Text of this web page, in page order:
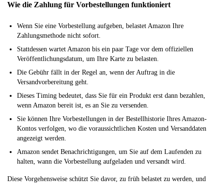
Wie die Zahlung für Vorbestellungen funktioniert
Wenn Sie eine Vorbestellung aufgeben, belastet Amazon Ihre
Zahlungsmethode nicht sofort.
Stattdessen wartet Amazon bis ein paar Tage vor dem offiziellen
Veröffentlichungsdatum, um Ihre Karte zu belasten.
Die Gebühr fällt in der Regel an, wenn der Auftrag in die
Versandvorbereitung geht.
Dieses Timing bedeutet, dass Sie für ein Produkt erst dann bezahlen,
wenn Amazon bereit ist, es an Sie zu versenden.
Sie können Ihre Vorbestellungen in der Bestellhistorie Ihres Amazon-
Kontos verfolgen, wo die voraussichtlichen Kosten und Versanddaten
angezeigt werden.
Amazon sendet Benachrichtigungen, um Sie auf dem Laufenden zu
halten, wann die Vorbestellung aufgeladen und versandt wird.
Diese Vorgehensweise schützt Sie davor, zu früh belastet zu werden, und